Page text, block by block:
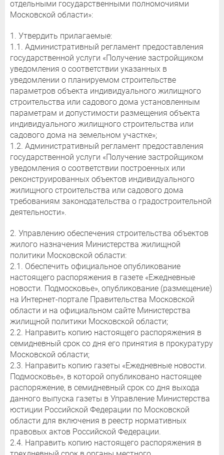
отдельными государственными полномочиями
Московской области»:
1. Утвердить прилагаемые:
1.1. Административный регламент предоставления
государственной услуги «Получение застройщиком
уведомления о соответствии указанных в
уведомлении о планируемом строительстве
параметров объекта индивидуального жилищного
строительства или садового дома установленным
параметрам и допустимости размещения объекта
индивидуального жилищного строительства или
садового дома на земельном участке»;
1.2. Административный регламент предоставления
государственной услуги «Получение застройщиком
уведомления о соответствии построенных или
реконструированных объектов индивидуального
жилищного строительства или садового дома
требованиям законодательства о градостроительной
деятельности».
2. Управлению обеспечения строительства объектов
жилого назначения Министерства жилищной
политики Московской области:
2.1. Обеспечить официальное опубликование
настоящего распоряжения в газете «Ежедневные
новости. Подмосковье», опубликование (размещение)
на Интернет-портале Правительства Московской
области и на официальном сайте Министерства
жилищной политики Московской области;
2.2. Направить копию настоящего распоряжения в
семидневный срок со дня его принятия в прокуратуру
Московской области;
2.3. Направить копию газеты «Ежедневные новости.
Подмосковье», в которой опубликовано настоящее
распоряжение, в семидневный срок со дня выхода
данного выпуска газеты в Управление Министерства
юстиции Российской Федерации по Московской
области для включения в реестр нормативных
правовых актов Российской Федерации.
2.4. Направить копию настоящего распоряжения в